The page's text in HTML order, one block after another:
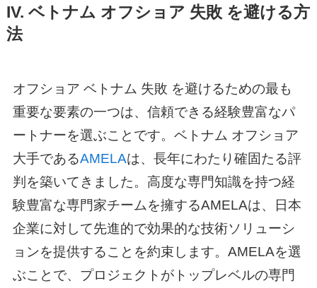
IV. ベトナム オフショア 失敗を避ける方
法
オフショア ベトナム 失敗 を避けるための最も
重要な要素の一つは、信頼できる経験豊富なパ
ートナーを選ぶことです。 ベトナム オフショア
大手であるAMELAは、長年にわたり確固たる評
判を築いてきました。高度な専門知識を持つ経
験豊富な専門家チームを擁するAMELAは、日本
企業に対して先進的で効果的な技術ソリューシ
ョンを提供することを約束します。AMELAを選
ぶことで、プロジェクトがトップレベルの専門